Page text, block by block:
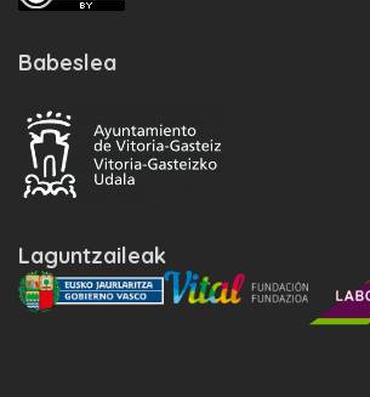
Babeslea
Laguntzaileak